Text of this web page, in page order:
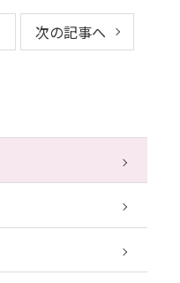
次の記事へ